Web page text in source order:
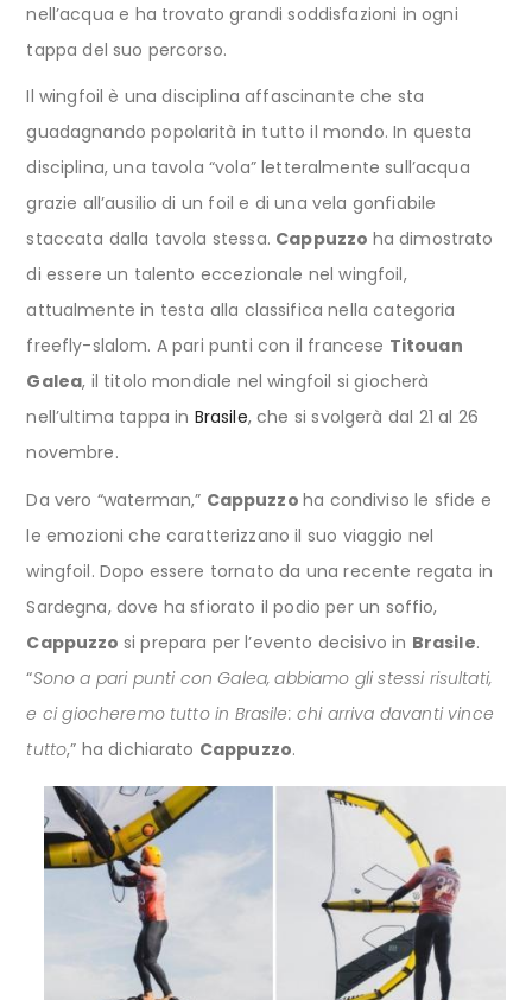
nell’acqua e ha trovato grandi soddisfazioni in ogni
tappa del suo percorso.
Il wingfoil è una disciplina affascinante che sta
guadagnando popolarità in tutto il mondo. In questa
disciplina, una tavola “vola” letteralmente sull’acqua
grazie all’ausilio di un foil e di una vela gonfiabile
staccata dalla tavola stessa. Cappuzzo ha dimostrato
di essere un talento eccezionale nel wingfoil,
attualmente in testa alla classifica nella categoria
freefly-slalom. A pari punti con il francese Titouan
Galea, il titolo mondiale nel wingfoil si giocherà
nell’ultima tappa in Brasile, che si svolgerà dal 21 al 26
novembre.
Da vero “waterman,” Cappuzzoha condiviso le sfide e
le emozioni che caratterizzano il suo viaggio nel
wingfoil. Dopo essere tornato da una recente regata in
Sardegna, dove ha sfiorato il podio per un soffio,
Cappuzzo si prepara per l’evento decisivo in Brasile.
“Sono a pari punti con Galea, abbiamo gli stessi risultati,
e ci giocheremo tutto in Brasile: chi arriva davanti vince
tutto,” ha dichiarato Cappuzzo.